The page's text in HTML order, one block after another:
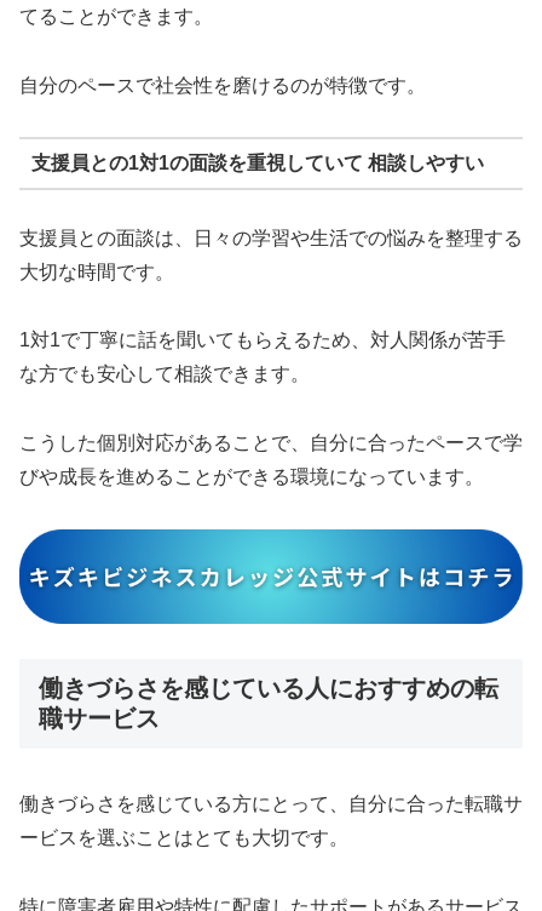
てることができます。
自分のペースで社会性を磨けるのが特徴です。
支援員との1対1の面談を重視していて 相談しやすい
支援員との面談は、日々の学習や生活での悩みを整理する
大切な時間です。
1対1で丁寧に話を聞いてもらえるため、対人関係が苦手
な方でも安心して相談できます。
こうした個別対応があることで、自分に合ったペースで学
びや成長を進めることができる環境になっています。
働きづらさを感じている人におすすめの転
職サービス
働きづらさを感じている方にとって、自分に合った転職サ
ービスを選ぶことはとても大切です。
特に障害者雇用や特性に配慮したサポートがあるサービス